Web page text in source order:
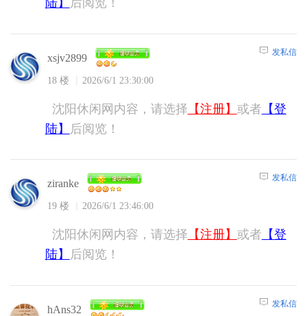
xsjv2899
18 楼 2026/6/1 23:30:00
发私信
沈阳休闲网内容，请选择 【注册】 或者 【登
陆】
后阅览！
ziranke
19 楼 2026/6/1 23:46:00
发私信
沈阳休闲网内容，请选择 【注册】 或者 【登
陆】
后阅览！
hAns32 发私信